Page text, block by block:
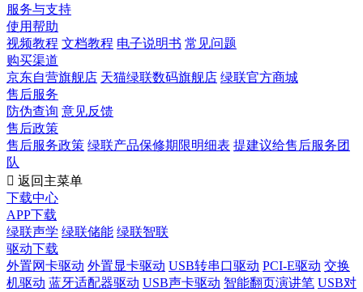
服务与支持
使用帮助
视频教程 文档教程 电子说明书 常见问题
购买渠道
京东自营旗舰店 天猫绿联数码旗舰店 绿联官方商城
售后服务
防伪查询 意见反馈
售后政策
售后服务政策 绿联产品保修期限明细表 提建议给售后服务团
队
 返回主菜单
下载中心
APP下载
绿联声学 绿联储能 绿联智联
驱动下载
外置网卡驱动 外置显卡驱动 USB转串口驱动 PCI-E驱动 交换
机驱动 蓝牙适配器驱动 USB声卡驱动 智能翻页演讲笔 USB对